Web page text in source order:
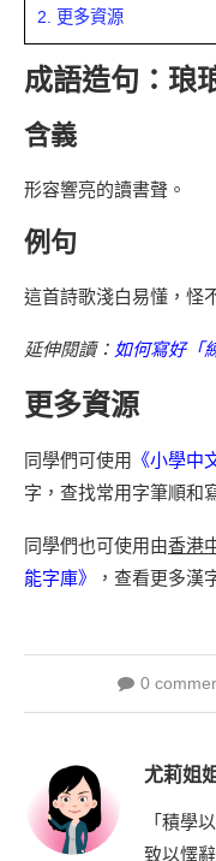
2.
更多資源
成語造句：琅
含義
形容響亮的讀書聲。
例句
這首詩歌淺白易懂，怪
延伸閱讀： 如何寫好「
更多資源
同學們可使用 《小學中
字，查找常用字筆順和
同學們也可使用由香港
能字庫》
，查看更多漢
0
尤莉姐姐
「積學
致以懌